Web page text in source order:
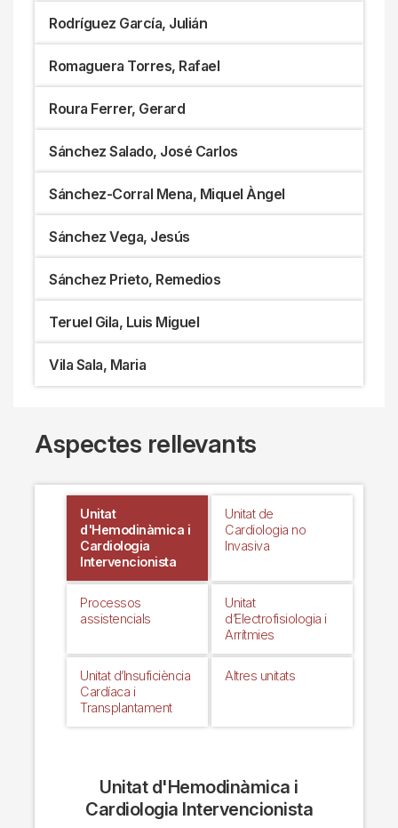
Rodríguez García, Julián
Romaguera Torres, Rafael
Roura Ferrer, Gerard
Sánchez Salado, José Carlos
Sánchez-Corral Mena, Miquel Àngel
Sánchez Vega, Jesús
Sánchez Prieto, Remedios
Teruel Gila, Luis Miguel
Vila Sala, Maria
Aspectes rellevants
Unitat
d'Hemodinàmica i
Cardiologia
Intervencionista
Unitat de
Cardiologia no
Invasiva
Processos
assistencials
Unitat
d’Electrofisiologia i
Arrítmies
Unitat d’Insuficiència
Cardíaca i
Transplantament
Altres unitats
Unitat d'Hemodinàmica i
Cardiologia Intervencionista